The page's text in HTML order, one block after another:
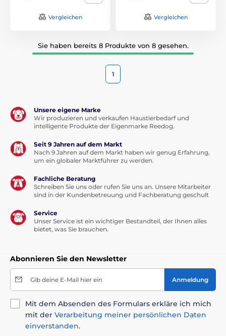
Vergleichen Vergleichen
Sie haben bereits 8 Produkte von 8 gesehen.
1
Unsere eigene Marke
Wir produzieren und verkaufen Haustierbedarf und
intelligente Produkte der Eigenmarke Reedog.
Seit 9 Jahren auf dem Markt
Nach 9 Jahren auf dem Markt haben wir genug Erfahrung,
um ein globaler Marktführer zu werden.
Fachliche Beratung
Schreiben Sie uns oder rufen Sie uns an. Unsere Mitarbeiter
sind in der Kundenbetreuung und Fachberatung geschult
Service
Unser Service ist ein wichtiger Bestandteil, der Ihnen alles
bietet, was Sie brauchen.
Abonnieren Sie den Newsletter
Gib deine E-Mail hier ein Anmeldung
Mit dem Absenden des Formulars erkläre ich mich
mit der Verarbeitung meiner persönlichen Daten
einverstanden.